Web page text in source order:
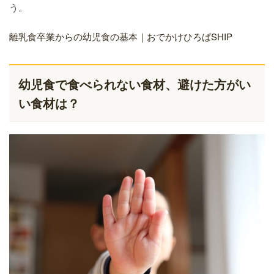
う。
離乳食卒業からの幼児食の基本｜おでかけひろばSHIP
幼児食で食べられない食材、避けた方がい
い食材は？